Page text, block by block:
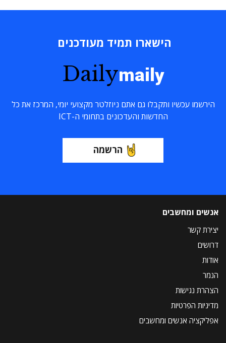
הישארו תמיד מעודכנים
Dailymaily
הירשמו עכשיו ותקבלו גם אתם ניוזלטר מקצועי יומי, המרכז את כל
החדשות והעדכונים בתחומי ה-ICT
הרשמה
אנשים ומחשבים
יצירת קשר
דרושים
אודות
הנמר
הצהרת נגישות
מדיניות הפרטיות
אפליקציה אנשים ומחשבים